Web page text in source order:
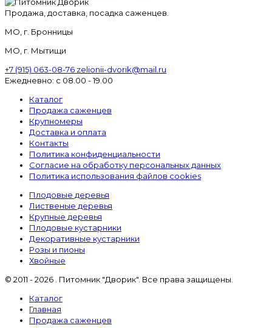
Продажа, доставка, посадка саженцев.
МО, г. Бронницы
МО, г. Мытищи
+7 (915) 063-08-76 zelionii-dvorik@mail.ru
Ежедневно: с 08.00 - 19.00
Каталог
Продажа саженцев
Крупномеры
Доставка и оплата
Контакты
Политика конфиденциальности
Согласие на обработку персональных данных
Политика использования файлов cookies
Плодовые деревья
Лиственые деревья
Крупные деревья
Плодовые кустарники
Декоративные кустарники
Розы и пионы
Хвойные
© 2011 - 2026 . Питомник "Дворик". Все права защищены.
Каталог
Главная
Продажа саженцев